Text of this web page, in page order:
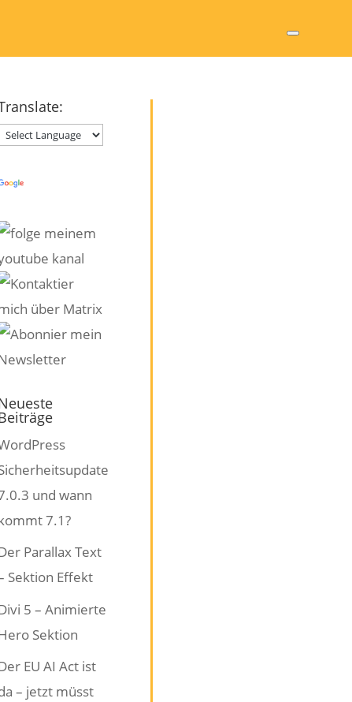
und wann
7.1?
Parallax Text
Sektion Effekt
5 – Animierte
Sektion
EU AI Act ist
– jetzt müsst